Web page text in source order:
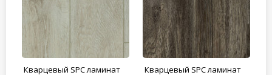
Кварцевый SPC ламинат
Кварцевый SPC ламинат